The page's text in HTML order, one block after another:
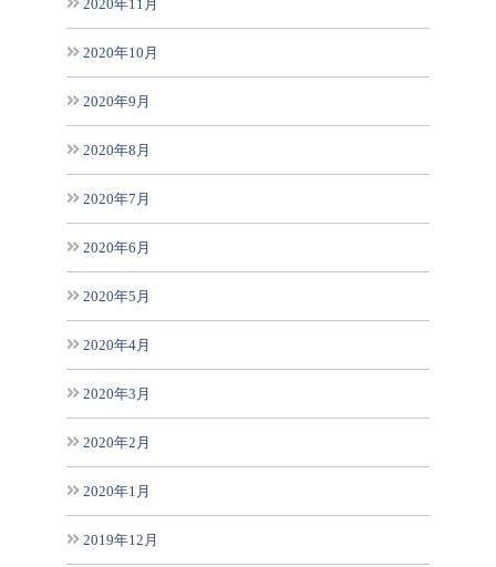
2020年11月
2020年10月
2020年9月
2020年8月
2020年7月
2020年6月
2020年5月
2020年4月
2020年3月
2020年2月
2020年1月
2019年12月